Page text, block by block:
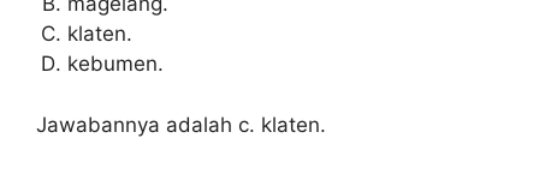
klaten.
kebumen.
Jawabannya adalah c. klaten.